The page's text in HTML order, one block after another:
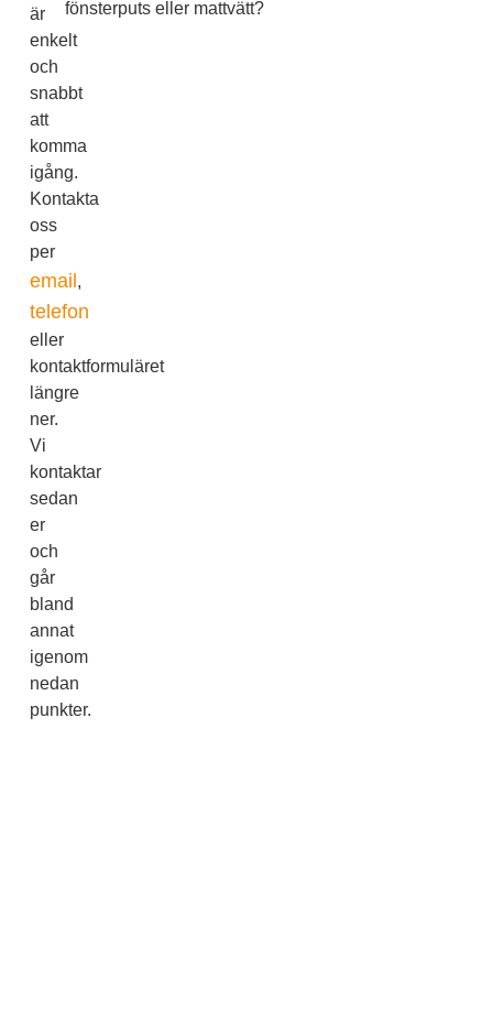
är
enkelt
och
snabbt
att
komma
igång.
Kontakta
oss
per
email ,
telefon
eller
kontaktformuläret
längre
ner.
Vi
kontaktar
sedan
er
och
går
bland
annat
igenom
nedan
punkter.
fönsterputs eller mattvätt?